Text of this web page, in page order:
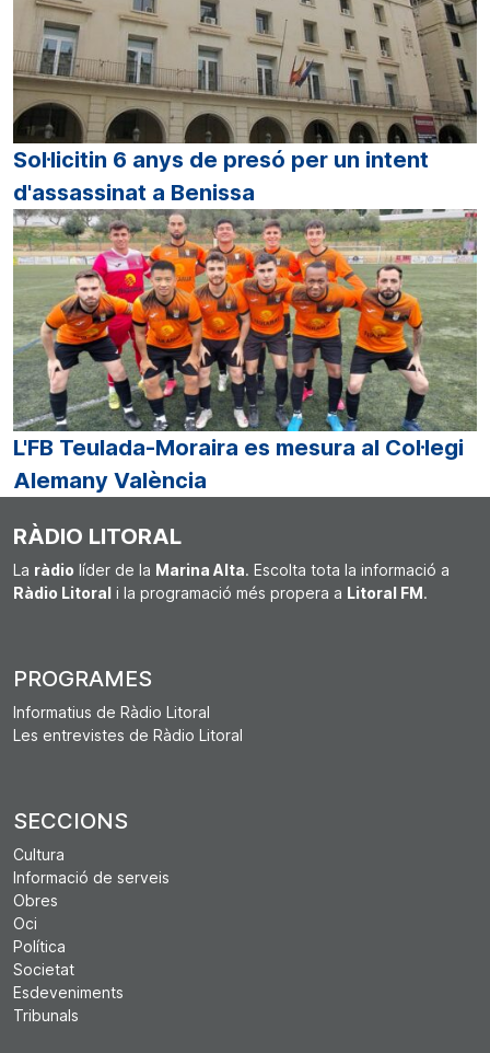
Sol·licitin 6 anys de presó per un intent
d'assassinat a Benissa
L'FB Teulada-Moraira es mesura al Col·legi
Alemany València
RÀDIO LITORAL
La ràdio líder de la Marina Alta. Escolta tota la informació a
Ràdio Litoral i la programació més propera a Litoral FM.
PROGRAMES
Informatius de Ràdio Litoral
Les entrevistes de Ràdio Litoral
SECCIONS
Cultura
Informació de serveis
Obres
Oci
Política
Societat
Esdeveniments
Tribunals